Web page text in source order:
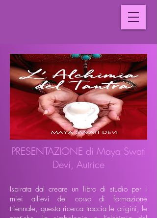
PRESENTAZIONE di Maya Swati
Devi, Autrice
Ispirata dal creare un libro di studio per i
miei allievi del corso di formazione
triennale, questa ricerca traccia le origini, le